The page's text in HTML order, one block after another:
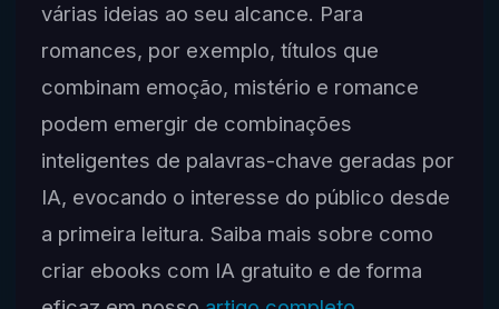
várias ideias ao seu alcance. Para
romances, por exemplo, títulos que
combinam emoção, mistério e romance
podem emergir de combinações
inteligentes de palavras-chave geradas por
IA, evocando o interesse do público desde
a primeira leitura. Saiba mais sobre como
criar ebooks com IA gratuito e de forma